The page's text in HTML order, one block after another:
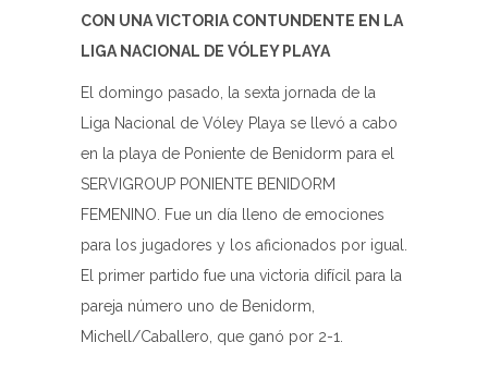
CON UNA VICTORIA CONTUNDENTE EN LA
LIGA NACIONAL DE VÓLEY PLAYA
El domingo pasado, la sexta jornada de la
Liga Nacional de Vóley Playa se llevó a cabo
en la playa de Poniente de Benidorm para el
SERVIGROUP PONIENTE BENIDORM
FEMENINO. Fue un día lleno de emociones
para los jugadores y los aficionados por igual.
El primer partido fue una victoria difícil para la
pareja número uno de Benidorm,
Michell/Caballero, que ganó por 2-1.